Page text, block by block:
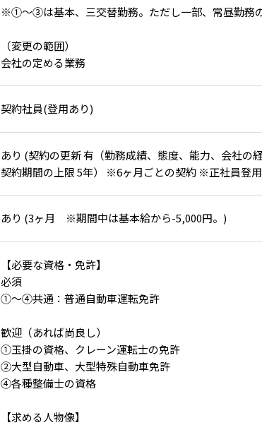
※①～③は基本、三交替勤務。ただし一部、常昼勤務
（変更の範囲）
会社の定める業務
契約社員(登用あり)
あり (契約の更新 有（勤務成績、態度、能力、会社の
契約期間の上限 5年） ※6ヶ月ごとの契約 ※正社員登
あり (3ヶ月 ※期間中は基本給から-5,000円。)
【必要な資格・免許】
必須
①～④共通：普通自動車運転免許
歓迎（あれば尚良し）
①玉掛の資格、クレーン運転士の免許
②大型自動車、大型特殊自動車免許
④各種整備士の資格
【求める人物像】